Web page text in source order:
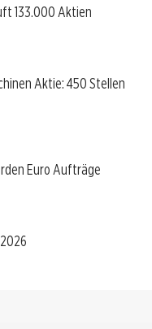
133.000 Aktien
Aktie: 450 Stellen
Euro Aufträge